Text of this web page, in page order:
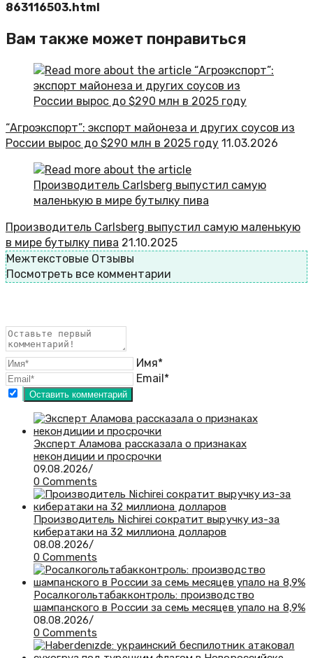
863116503.html
Вам также может понравиться
“Агроэкспорт”: экспорт майонеза и других соусов из
России вырос до $290 млн в 2025 году 11.03.2026
Производитель Carlsberg выпустил самую маленькую
в мире бутылку пива 21.10.2025
Межтекстовые Отзывы
Посмотреть все комментарии
Имя*
Email*
Эксперт Аламова рассказала о признаках
некондиции и просрочки
09.08.2026/
0 Comments
Производитель Nichirei сократит выручку из-за
кибератаки на 32 миллиона долларов
08.08.2026/
0 Comments
Росалкогольтабакконтроль: производство
шампанского в России за семь месяцев упало на 8,9%
08.08.2026/
0 Comments